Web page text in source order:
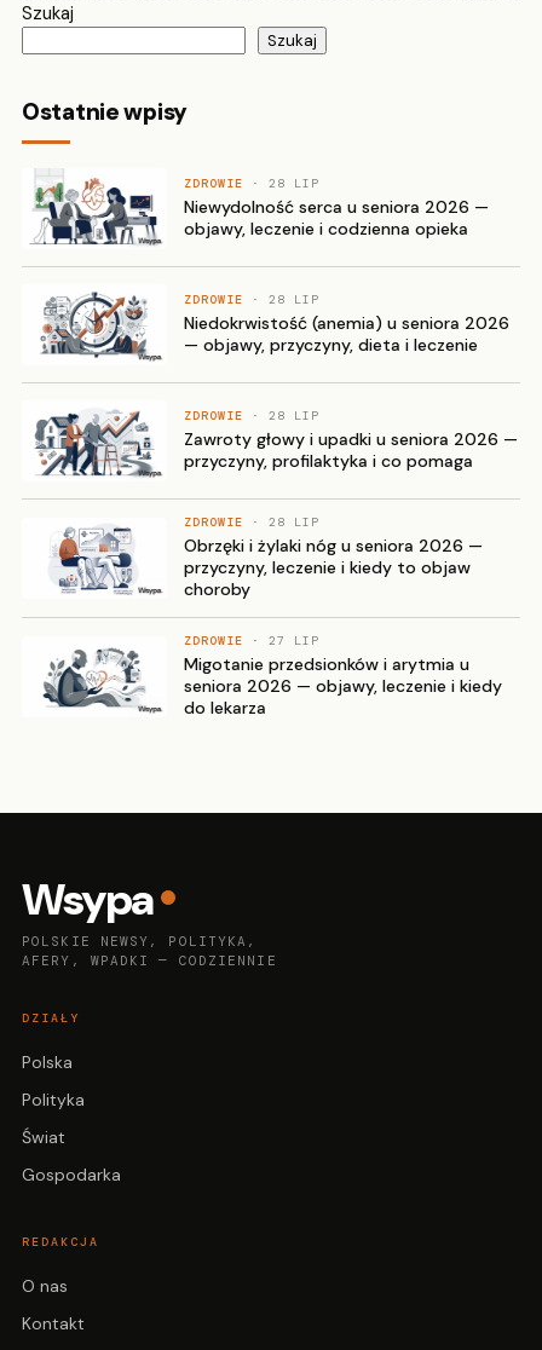
Szukaj
Szukaj
Ostatnie wpisy
ZDROWIE · 28 LIP
Niewydolność serca u seniora 2026 —
objawy, leczenie i codzienna opieka
ZDROWIE · 28 LIP
Niedokrwistość (anemia) u seniora 2026
— objawy, przyczyny, dieta i leczenie
ZDROWIE · 28 LIP
Zawroty głowy i upadki u seniora 2026 —
przyczyny, profilaktyka i co pomaga
ZDROWIE · 28 LIP
Obrzęki i żylaki nóg u seniora 2026 —
przyczyny, leczenie i kiedy to objaw
choroby
ZDROWIE · 27 LIP
Migotanie przedsionków i arytmia u
seniora 2026 — objawy, leczenie i kiedy
do lekarza
Wsypa
POLSKIE NEWSY, POLITYKA,
AFERY, WPADKI — CODZIENNIE
DZIAŁY
Polska
Polityka
Świat
Gospodarka
REDAKCJA
O nas
Kontakt